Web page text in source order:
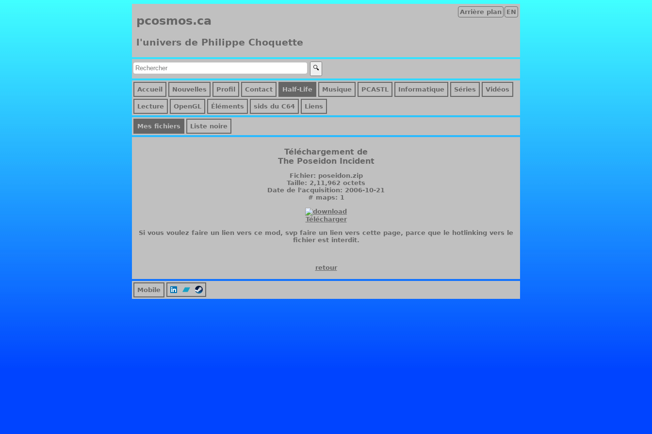
EN
Arrière plan
pcosmos.ca
l'univers de Philippe Choquette
Accueil Nouvelles Profil Contact Half-Life Musique PCASTL Informatique Séries Vidéos
Lecture OpenGL Éléments sids du C64 Liens
Mes fichiers Liste noire
Téléchargement de
The Poseidon Incident
Fichier: poseidon.zip
Taille: 2,11,962 octets
Date de l'acquisition: 2006-10-21
# maps: 1
Télécharger
Si vous voulez faire un lien vers ce mod, svp faire un lien vers cette page, parce que le hotlinking vers le
fichier est interdit.
retour
Mobile